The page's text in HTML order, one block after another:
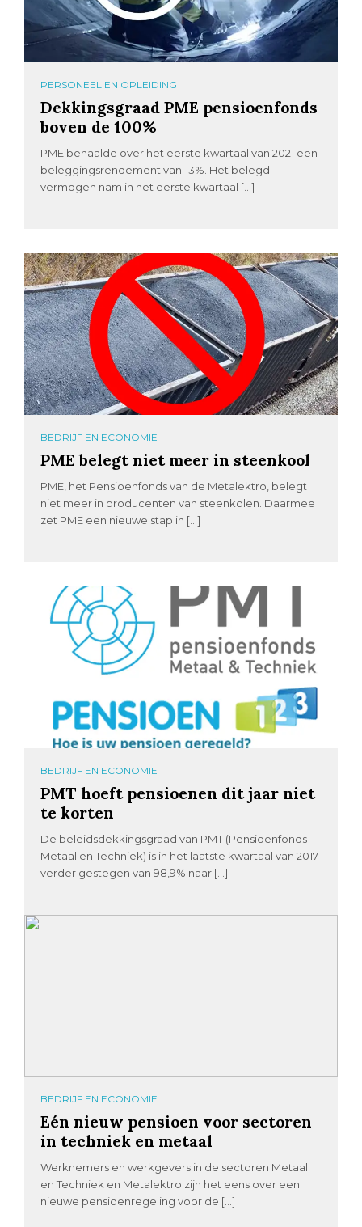
PERSONEEL EN OPLEIDING
Dekkingsgraad PME pensioenfonds
boven de 100%
PME behaalde over het eerste kwartaal van 2021 een
beleggingsrendement van -3%. Het belegd
vermogen nam in het eerste kwartaal […]
BEDRIJF EN ECONOMIE
PME belegt niet meer in steenkool
PME, het Pensioenfonds van de Metalektro, belegt
niet meer in producenten van steenkolen. Daarmee
zet PME een nieuwe stap in […]
BEDRIJF EN ECONOMIE
PMT hoeft pensioenen dit jaar niet
te korten
De beleidsdekkingsgraad van PMT (Pensioenfonds
Metaal en Techniek) is in het laatste kwartaal van 2017
verder gestegen van 98,9% naar […]
BEDRIJF EN ECONOMIE
Eén nieuw pensioen voor sectoren
in techniek en metaal
Werknemers en werkgevers in de sectoren Metaal
en Techniek en Metalektro zijn het eens over een
nieuwe pensioenregeling voor de […]